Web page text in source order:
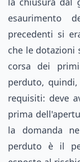
esaurimento
precedenti si
che le dotazioni
corsa dei
perduto,
requisiti: deve
prima
la domanda
perduto è il